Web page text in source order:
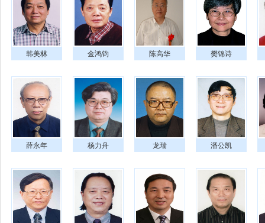
韩美林 金鸿钧 陈高华 樊锦诗
薛永年 杨力舟 龙瑞 潘公凯